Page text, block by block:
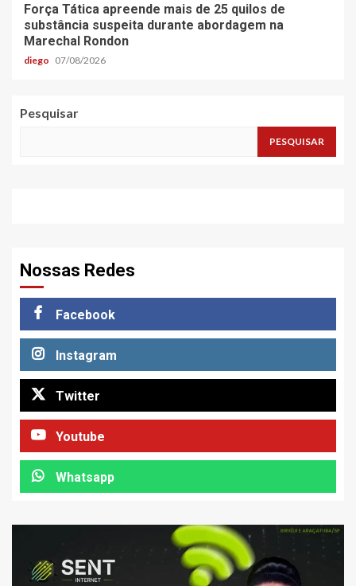
Força Tática apreende mais de 25 quilos de
substância suspeita durante abordagem na
Marechal Rondon
diego 07/08/2026
Pesquisar
PESQUISAR
Nossas Redes
Facebook
Instagram
Twitter
Youtube
Whatsapp